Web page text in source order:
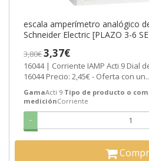
escala amperímetro analógico
Schneider Electric [PLAZO 3-6
3,80€3,37€
16044 | Corriente IAMP Acti 9 Dial
16044 Precio: 2,45€ - Oferta con
GamaActi 9 Tipo de producto o
mediciónCorriente
-